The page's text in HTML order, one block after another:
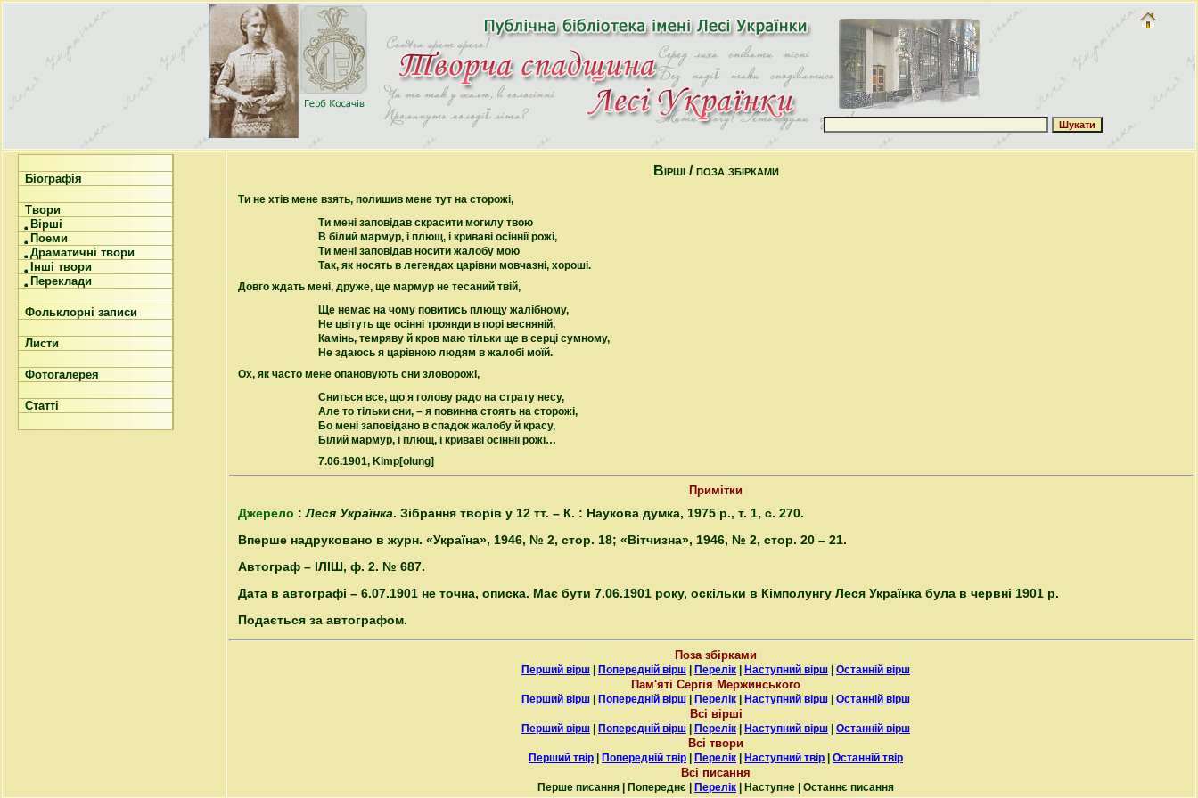
Біографія
Твори
Вірші
Поеми
Драматичні твори
Інші твори
Переклади
Фольклорні записи
Листи
Фотогалерея
Статті
Вірші / поза збірками
Ти не хтів мене взять, полишив мене тут на сторожі,
Ти мені заповідав скрасити могилу твою
В білий мармур, і плющ, і криваві осіннії рожі,
Ти мені заповідав носити жалобу мою
Так, як носять в легендах царівни мовчазні, хороші.
Довго ждать мені, друже, ще мармур не тесаний твій,
Ще немає на чому повитись плющу жалібному,
Не цвітуть ще осінні троянди в порі весняній,
Камінь, темряву й кров маю тільки ще в серці сумному,
Не здаюсь я царівною людям в жалобі моїй.
Ох, як часто мене опановують сни зловорожі,
Сниться все, що я голову радо на страту несу,
Але то тільки сни, – я повинна стоять на сторожі,
Бо мені заповідано в спадок жалобу й красу,
Білий мармур, і плющ, і криваві осіннії рожі…
7.06.1901, Kimp[olung]
Примітки
Джерело :Леся Українка. Зібрання творів у 12 тт. – К. : Наукова думка, 1975 р., т. 1, с. 270.
Вперше надруковано в журн. «Україна», 1946, № 2, стор. 18; «Вітчизна», 1946, № 2, стор. 20 – 21.
Автограф – ІЛІШ, ф. 2. № 687.
Дата в автографі – 6.07.1901 не точна, описка. Має бути 7.06.1901 року, оскільки в Кімполунгу Леся Українка була в червні 1901 р.
Подається за автографом.
Поза збірками
Перший вірш Попередній вірш Перелік Наступний вірш Останній вірш
Пам'яті Сергія Мержинського
Перший вірш Попередній вірш Перелік Наступний вірш Останній вірш
Всі вірші
Перший вірш Попередній вірш Перелік Наступний вірш Останній вірш
Всі твори
Перший твір Попередній твір Перелік Наступний твір Останній твір
Всі писання
Перше писання | Попереднє | Перелік | Наступне | Останнє писання